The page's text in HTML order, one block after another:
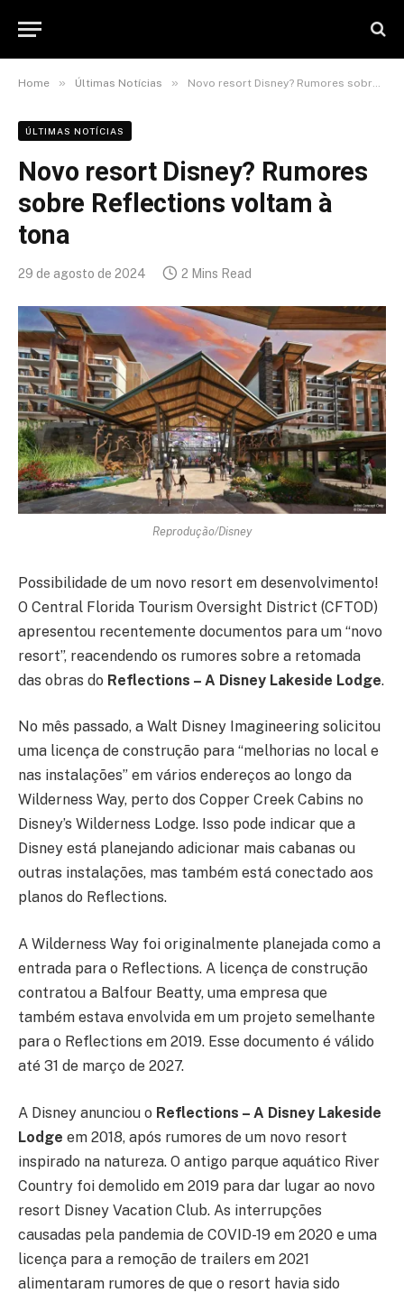
Home » Últimas Notícias » Novo resort Disney? Rumores sobre Reflections voltam à tona
ÚLTIMAS NOTÍCIAS
Novo resort Disney? Rumores
sobre Reflections voltam à
tona
29 de agosto de 2024 2 Mins Read
Reprodução/Disney
Possibilidade de um novo resort em desenvolvimento!
O Central Florida Tourism Oversight District (CFTOD)
apresentou recentemente documentos para um “novo
resort”, reacendendo os rumores sobre a retomada
das obras do Reflections – A Disney Lakeside Lodge.
No mês passado, a Walt Disney Imagineering solicitou
uma licença de construção para “melhorias no local e
nas instalações” em vários endereços ao longo da
Wilderness Way, perto dos Copper Creek Cabins no
Disney’s Wilderness Lodge. Isso pode indicar que a
Disney está planejando adicionar mais cabanas ou
outras instalações, mas também está conectado aos
planos do Reflections.
A Wilderness Way foi originalmente planejada como a
entrada para o Reflections. A licença de construção
contratou a Balfour Beatty, uma empresa que
também estava envolvida em um projeto semelhante
para o Reflections em 2019. Esse documento é válido
até 31 de março de 2027.
A Disney anunciou o Reflections – A Disney Lakeside
Lodge em 2018, após rumores de um novo resort
inspirado na natureza. O antigo parque aquático River
Country foi demolido em 2019 para dar lugar ao novo
resort Disney Vacation Club. As interrupções
causadas pela pandemia de COVID-19 em 2020 e uma
licença para a remoção de trailers em 2021
alimentaram rumores de que o resort havia sido